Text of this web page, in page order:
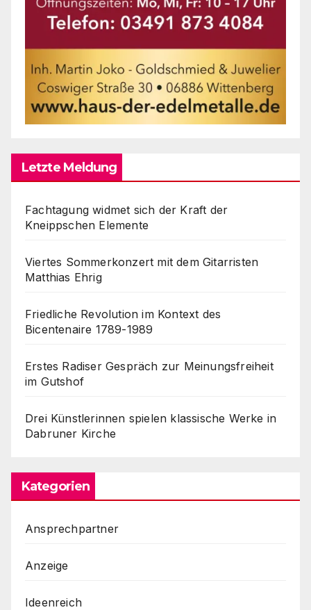
Letzte Meldung
Fachtagung widmet sich der Kraft der
Kneippschen Elemente
Viertes Sommerkonzert mit dem Gitarristen
Matthias Ehrig
Friedliche Revolution im Kontext des
Bicentenaire 1789-1989
Erstes Radiser Gespräch zur Meinungsfreiheit
im Gutshof
Drei Künstlerinnen spielen klassische Werke in
Dabruner Kirche
Kategorien
Ansprechpartner
Anzeige
Ideenreich